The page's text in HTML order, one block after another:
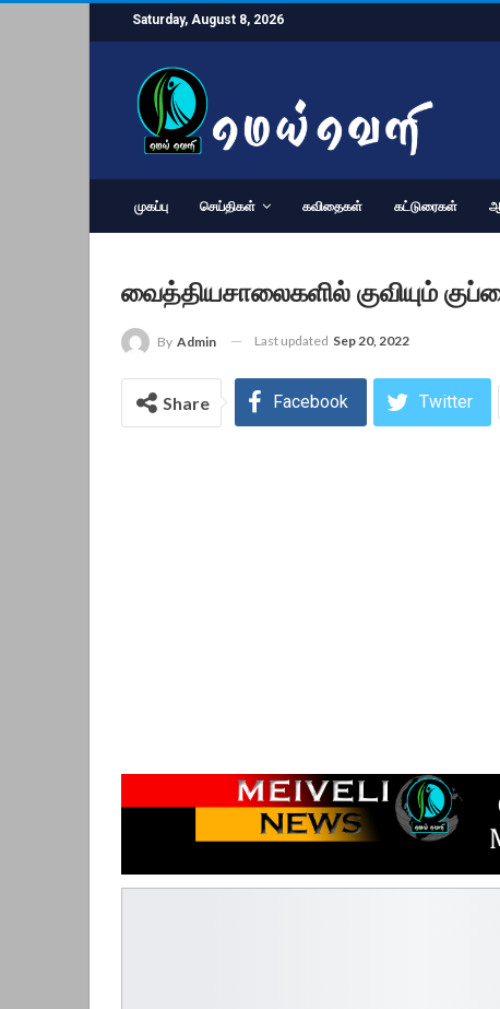
Saturday, August 8, 2026
முகப்பு செய்திகள் கவிதைகள் கட்டுரைகள்
வைத்தியசாலைகளில் குவியும்
By Admin Last updated Sep 20, 2022
Share Facebook Twitter